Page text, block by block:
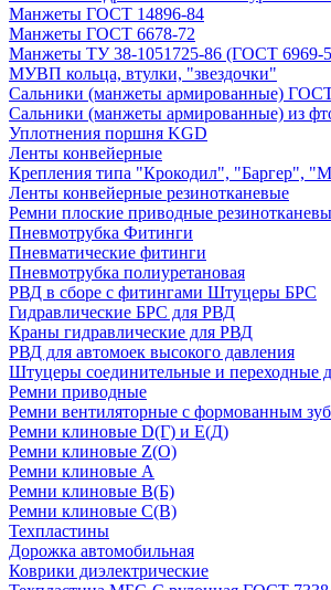
Манжеты ГОСТ 14896-84
Манжеты ГОСТ 6678-72
Манжеты ТУ 38-1051725-86 (ГОСТ 6969-
МУВП кольца, втулки, "звездочки"
Сальники (манжеты армированные)
Сальники (манжеты армированные) из
Уплотнения поршня KGD
Ленты конвейерные
Крепления типа "Крокодил", "Баргер",
Ленты конвейерные резинотканевые
Ремни плоские приводные
Пневмотрубка Фитинги
Пневматические фитинги
Пневмотрубка полиуретановая
РВД в сборе с фитингами Штуцеры БРС
Гидравлические БРС для РВД
Краны гидравлические для РВД
РВД для автомоек высокого давления
Штуцеры соединительные и переходные
Ремни приводные
Ремни вентиляторные с формованным
Ремни клиновые D(Г) и Е(Д)
Ремни клиновые Z(О)
Ремни клиновые А
Ремни клиновые В(Б)
Ремни клиновые С(В)
Техпластины
Дорожка автомобильная
Коврики диэлектрические